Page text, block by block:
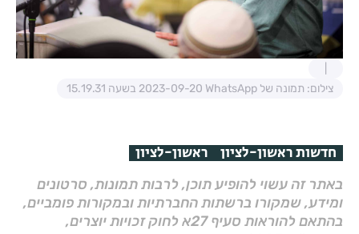
צילום: תמונה של WhatsApp‏ 2023-09-20 בשעה 15.19.31
חדשות ראשון-לציון ראשון-לציון
באתר זה עשוי להופיע תוכן, לרבות תמונות, סרטונים
ומידע, שמקורו ברשתות החברתיות ובמקורות פומביים,
בהתאם להוראות סעיף 27א לחוק זכויות יוצרים,